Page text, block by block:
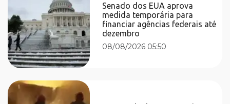
Senado dos EUA aprova
medida temporária para
financiar agências federais até
dezembro
08/08/2026 05:50